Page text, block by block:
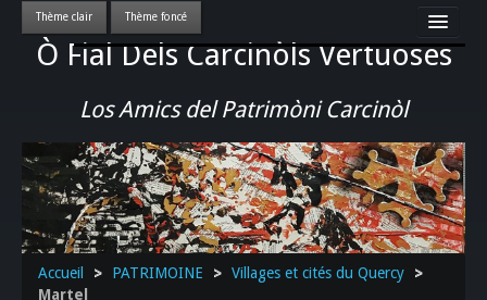
Ò Fial Dels Carcinòls Vertuoses
Los Amics del Patrimòni Carcinòl
Accueil
LES QUERCYNOIS & LEUR CULTURE
PATRIMOINE
GASTRONOMIE
ACTUALITE-CULTURE-EVENEMENTS LOCAUX
>>
Accueil > PATRIMOINE > Villages et cités du Quercy
>
Martel